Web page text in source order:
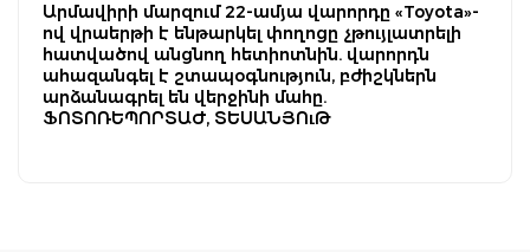
Արմավիրի մարզում 22-ամյա վարորդը «Toyota»-
ով վրաերթի է ենթարկել փողոցը չթույլատրելի
հատվածով անցնող հետիոտնին. վարորդն
ահազանգել է շտապօգնություն, բժիշկներն
արձանագրել են վերջինի մահը.
ՖՈՏՈՌԵՊՈՐՏԱԺ, ՏԵՍԱՆՅՈւԹ